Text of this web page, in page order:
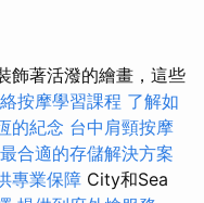
飾著活潑的繪畫，這些
按摩學習課程 了解如
的紀念 台中肩頸按摩
合適的存儲解決方案
專業保障 City和Sea